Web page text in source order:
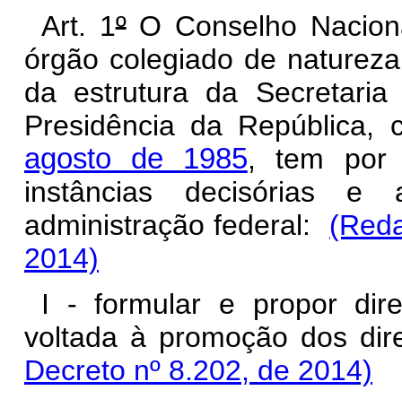
Art. 1ºO Conselho
órgão colegiado de
da estrutura da
Presidência da República,
agosto de 1985, tem por
instâncias decisórias
administração federal:
2014)
I - formular e propor
voltada à promoção dos
Decreto nº 8.202, de 2014)